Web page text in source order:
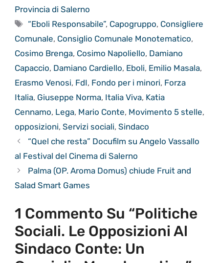
Provincia di Salerno
Tag
“Eboli Responsabile”, Capogruppo, Consigliere
Comunale, Consiglio Comunale Monotematico,
Cosimo Brenga, Cosimo Napoliello, Damiano
Capaccio, Damiano Cardiello, Eboli, Emilio Masala,
Erasmo Venosi, FdI, Fondo per i minori, Forza
Italia, Giuseppe Norma, Italia Viva, Katia
Cennamo, Lega, Mario Conte, Movimento 5 stelle,
opposizioni, Servizi sociali, Sindaco
“Quel che resta” Docufilm su Angelo Vassallo
al Festival del Cinema di Salerno
Palma (OP. Aroma Domus) chiude Fruit and
Salad Smart Games
1 Commento Su “Politiche
Sociali. Le Opposizioni Al
Sindaco Conte: Un